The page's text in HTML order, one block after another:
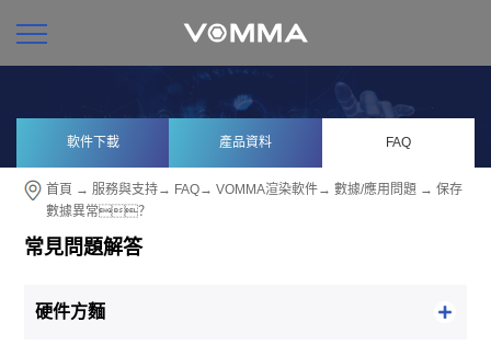
軟件下載 產品資料 FAQ
首頁 →服務與支持→ FAQ→VOMMA渲染軟件→數據/應用問題 → 保存
數據異常？
常見問題解答
硬件方麵